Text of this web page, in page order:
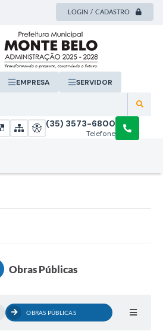
LOGIN / CADASTRO
EMPRESA SERVIDOR
Telefone
(35) 3573-6800
Obras Públicas
OBRAS PÚBLICAS